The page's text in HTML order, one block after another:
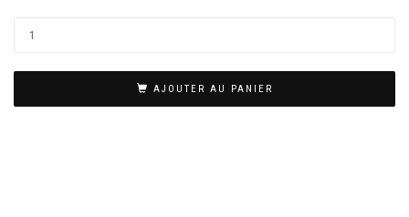
AJOUTER AU PANIER